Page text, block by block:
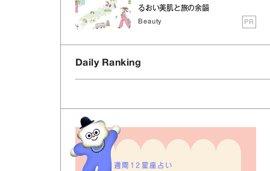
るおい美肌と旅の余韻
Beauty PR
Daily Ranking
週間12星座占い